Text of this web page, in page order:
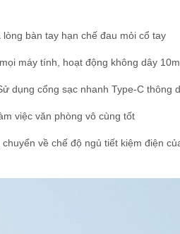
bàn tay hạn chế đau mỏi cổ tay
máy tính, hoạt động không dây
dụng cổng sạc nhanh Type-C thông
việc văn phòng vô cùng tốt
về chế độ ngủ tiết kiệm điện